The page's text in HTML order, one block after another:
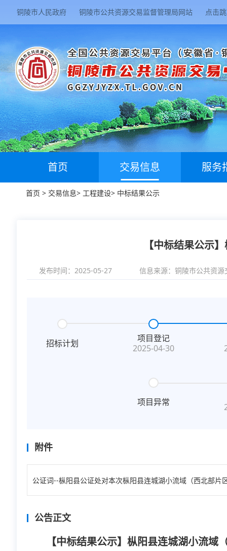
铜陵市人民政府 铜陵市公共资源交易监督管理局网站 点击
首页 交易信息 服务
首页 > 交易信息> 工程建设> 中标结果公示
【中标结果公示
发布时间：2025-05-27 信息来源： 铜陵市公共资源
招标计划
项目登记
2025-04-30
项目异常
附件
公证词--枞阳县公证处对本次枞阳县连城湖小流域（西北部
公告正文
【中标结果公示】枞阳县连城湖小流